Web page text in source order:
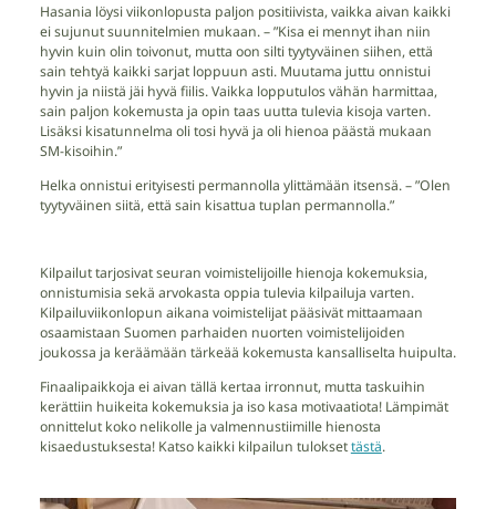
Hasania löysi viikonlopusta paljon positiivista, vaikka aivan kaikki
ei sujunut suunnitelmien mukaan. – ”Kisa ei mennyt ihan niin
hyvin kuin olin toivonut, mutta oon silti tyytyväinen siihen, että
sain tehtyä kaikki sarjat loppuun asti. Muutama juttu onnistui
hyvin ja niistä jäi hyvä fiilis. Vaikka lopputulos vähän harmittaa,
sain paljon kokemusta ja opin taas uutta tulevia kisoja varten.
Lisäksi kisatunnelma oli tosi hyvä ja oli hienoa päästä mukaan
SM-kisoihin.”
Helka onnistui erityisesti permannolla ylittämään itsensä. – ”Olen
tyytyväinen siitä, että sain kisattua tuplan permannolla.”
Kilpailut tarjosivat seuran voimistelijoille hienoja kokemuksia,
onnistumisia sekä arvokasta oppia tulevia kilpailuja varten.
Kilpailuviikonlopun aikana voimistelijat pääsivät mittaamaan
osaamistaan Suomen parhaiden nuorten voimistelijoiden
joukossa ja keräämään tärkeää kokemusta kansalliselta huipulta.
Finaalipaikkoja ei aivan tällä kertaa irronnut, mutta taskuihin
kerättiin huikeita kokemuksia ja iso kasa motivaatiota! Lämpimät
onnittelut koko nelikolle ja valmennustiimille hienosta
kisaedustuksesta! Katso kaikki kilpailun tuloksettästä.